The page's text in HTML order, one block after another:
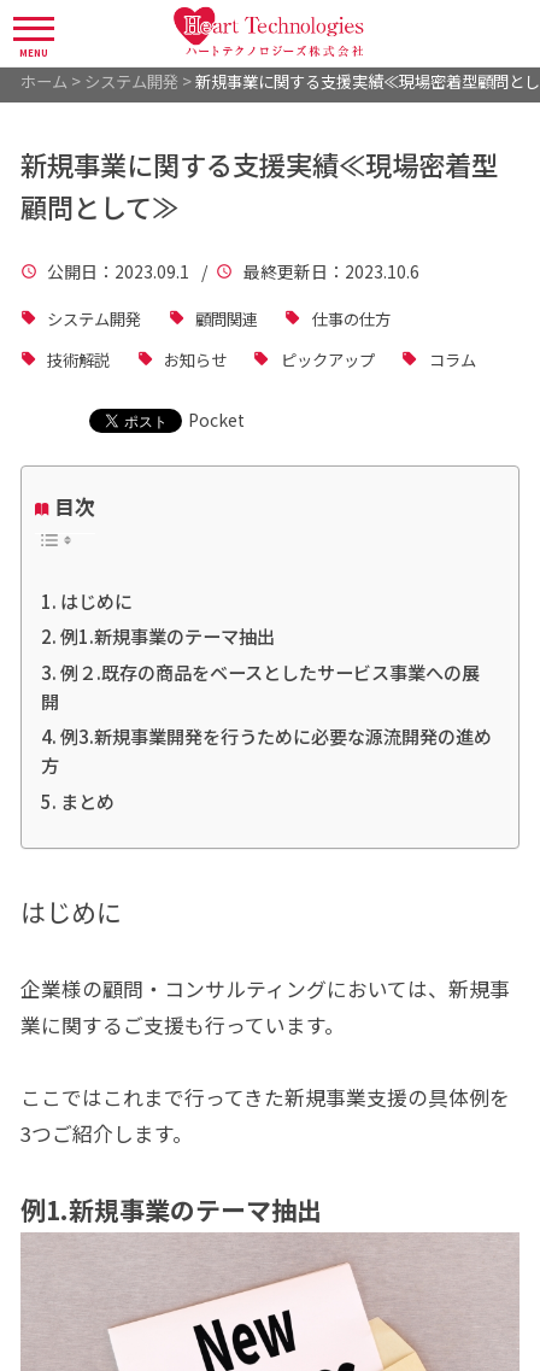
MENU
ホーム > システム開発 >新規事業に関する支援実績≪現場密着型顧問と
新規事業に関する支援実績≪現場密着型
顧問として≫
公開日 ：2023.09.1 / 最終更新日 ：2023.10.6
システム開発 顧問関連
仕事の仕方
技術解説
お知らせ ピックアップ コラム
Pocket
目次
はじめに
例1.新規事業のテーマ抽出
例２.既存の商品をベースとしたサービス事業への展
開
例3.新規事業開発を行うために必要な源流開発の進め
方
まとめ
はじめに
企業様の顧問・コンサルティングにおいては、新規事
業に関するご支援も行っています。
ここではこれまで行ってきた新規事業支援の具体例を
3つご紹介します。
例1.新規事業のテーマ抽出